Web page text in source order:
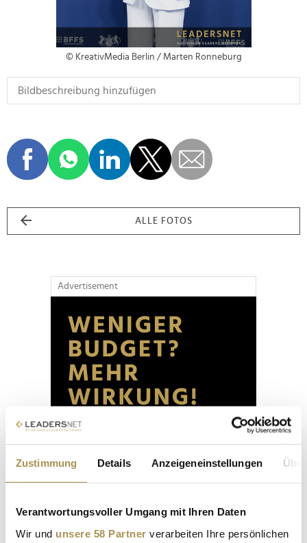
Zustimmung Details Anzeigeneinstellungen
Verantwortungsvoller Umgang mit Ihren Daten
Wir und unsere 58 Partner verarbeiten Ihre persönlichen
© KreativMedia Berlin / Marten Ronneburg
ALLE FOTOS
Advertisement